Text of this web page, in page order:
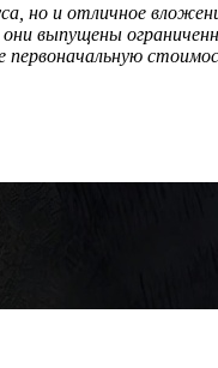
но и отличное
они выпущены